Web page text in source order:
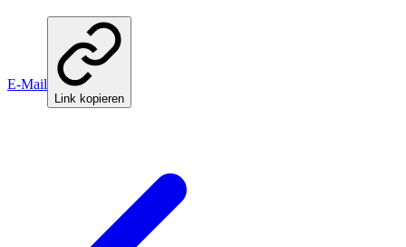
E-Mail
Link kopieren